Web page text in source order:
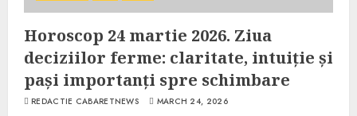
Horoscop 24 martie 2026. Ziua
deciziilor ferme: claritate, intuiție și
pași importanți spre schimbare
REDACTIE CABARETNEWS MARCH 24, 2026